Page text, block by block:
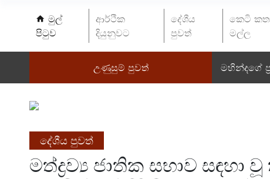
මුල්
පිටුව
ආර්ථික
දියුනුවට
දේශීය
පුවත්
කෙටි
මල්ල
උණුසුම් පුවත් මහින්දගේ
දේශීය පුවත්
මත්ද්‍රව්‍ය ජාතික සභාව සඳහා